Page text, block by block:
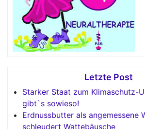
Letzte Post
Starker Staat zum Klimaschutz-
gibt`s sowieso!
Erdnussbutter als angemessene
schleudert Wattebäusche